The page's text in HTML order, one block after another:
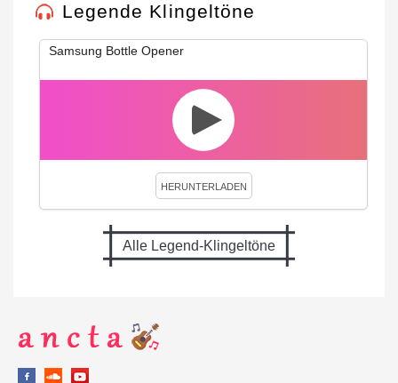
Legende Klingeltöne
Samsung Bottle Opener
HERUNTERLADEN
Alle Legend-Klingeltöne